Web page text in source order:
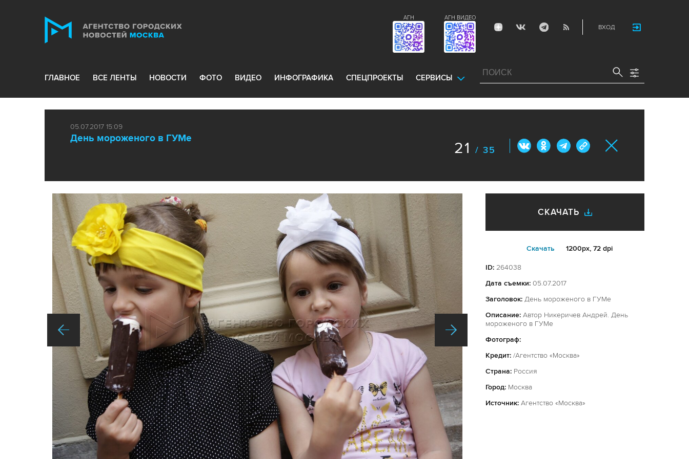
ВХОД
АГН ВИДЕО
АГН
ГЛАВНОЕ ВСЕ ЛЕНТЫ НОВОСТИ ФОТО ВИДЕО ИНФОГРАФИКА СПЕЦПРОЕКТЫ СЕРВИСЫ
05.07.2017 15:09
День мороженого в ГУМе
21 / 35
СКАЧАТЬ
Cкачать 1200px, 72 dpi
ID: 264038
Дата съемки: 05.07.2017
Заголовок: День мороженого в ГУМе
Описание: Автор Никеричев Андрей. День
мороженого в ГУМе
Фотограф:
Кредит: /Агентство «Москва»
Страна: Россия
Город: Москва
Источник: Агентство «Москва»